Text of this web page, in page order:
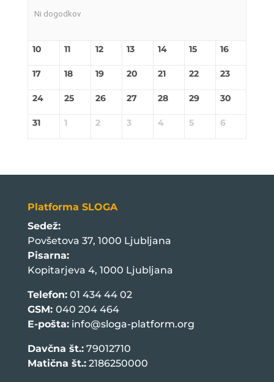
Ni dogodkov
10 11 12 13 14 15 16
17 18 19 20 21 22 23
24 25 26 27 28 29 30
31 1 2 3 4 5 6
Platforma SLOGA
Sedež:
Povšetova 37, 1000 Ljubljana
Pisarna:
Kopitarjeva 4, 1000 Ljubljana
Telefon:01 434 44 02
GSM: 040 204 464
E-pošta: info@sloga-platform.org
Davčna št.:79012710
Matična št.:2186250000